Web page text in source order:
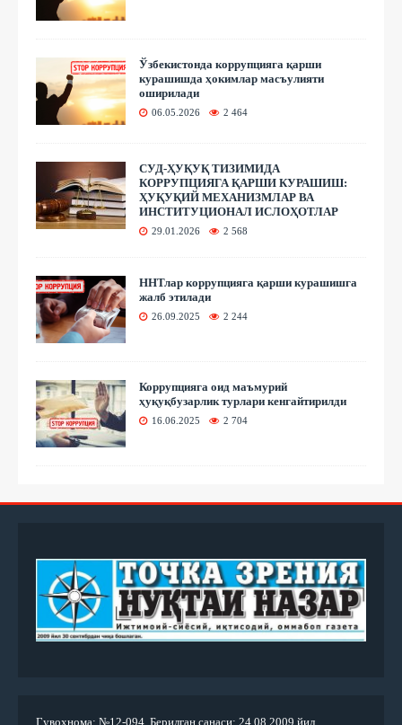
Ўзбекистонда коррупцияга қарши
курашишда ҳокимлар масъулияти
оширилади
06.05.2026 2 464
СУД-ҲУҚУҚ ТИЗИМИДА
КОРРУПЦИЯГА ҚАРШИ КУРАШИШ:
ҲУҚУҚИЙ МЕХАНИЗМЛАР ВА
ИНСТИТУЦИОНАЛ ИСЛОҲОТЛАР
29.01.2026 2 568
ННТлар коррупцияга қарши курашишга
жалб этилади
26.09.2025 2 244
Коррупцияга оид маъмурий
ҳуқуқбузарлик турлари кенгайтирилди
16.06.2025 2 704
Гувоҳнома: №12-094. Берилган санаси: 24.08.2009 йил.